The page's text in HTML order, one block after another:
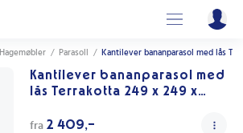
Hagemøbler / Parasoll / Kantilever bananparasol med lås
Kantilever bananparasol med
lås Terrakotta 249 x 249 x
fra 2 409,-